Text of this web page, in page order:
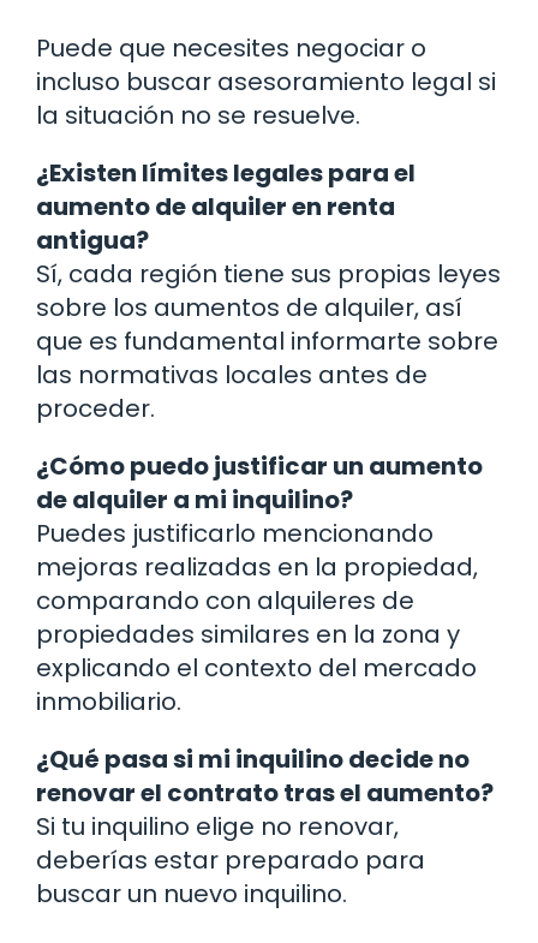
Puede que necesites negociar o
incluso buscar asesoramiento legal si
la situación no se resuelve.
¿Existen límites legales para el
aumento de alquiler en renta
antigua?
Sí, cada región tiene sus propias leyes
sobre los aumentos de alquiler, así
que es fundamental informarte sobre
las normativas locales antes de
proceder.
¿Cómo puedo justificar un aumento
de alquiler a mi inquilino?
Puedes justificarlo mencionando
mejoras realizadas en la propiedad,
comparando con alquileres de
propiedades similares en la zona y
explicando el contexto del mercado
inmobiliario.
¿Qué pasa si mi inquilino decide no
renovar el contrato tras el aumento?
Si tu inquilino elige no renovar,
deberías estar preparado para
buscar un nuevo inquilino.